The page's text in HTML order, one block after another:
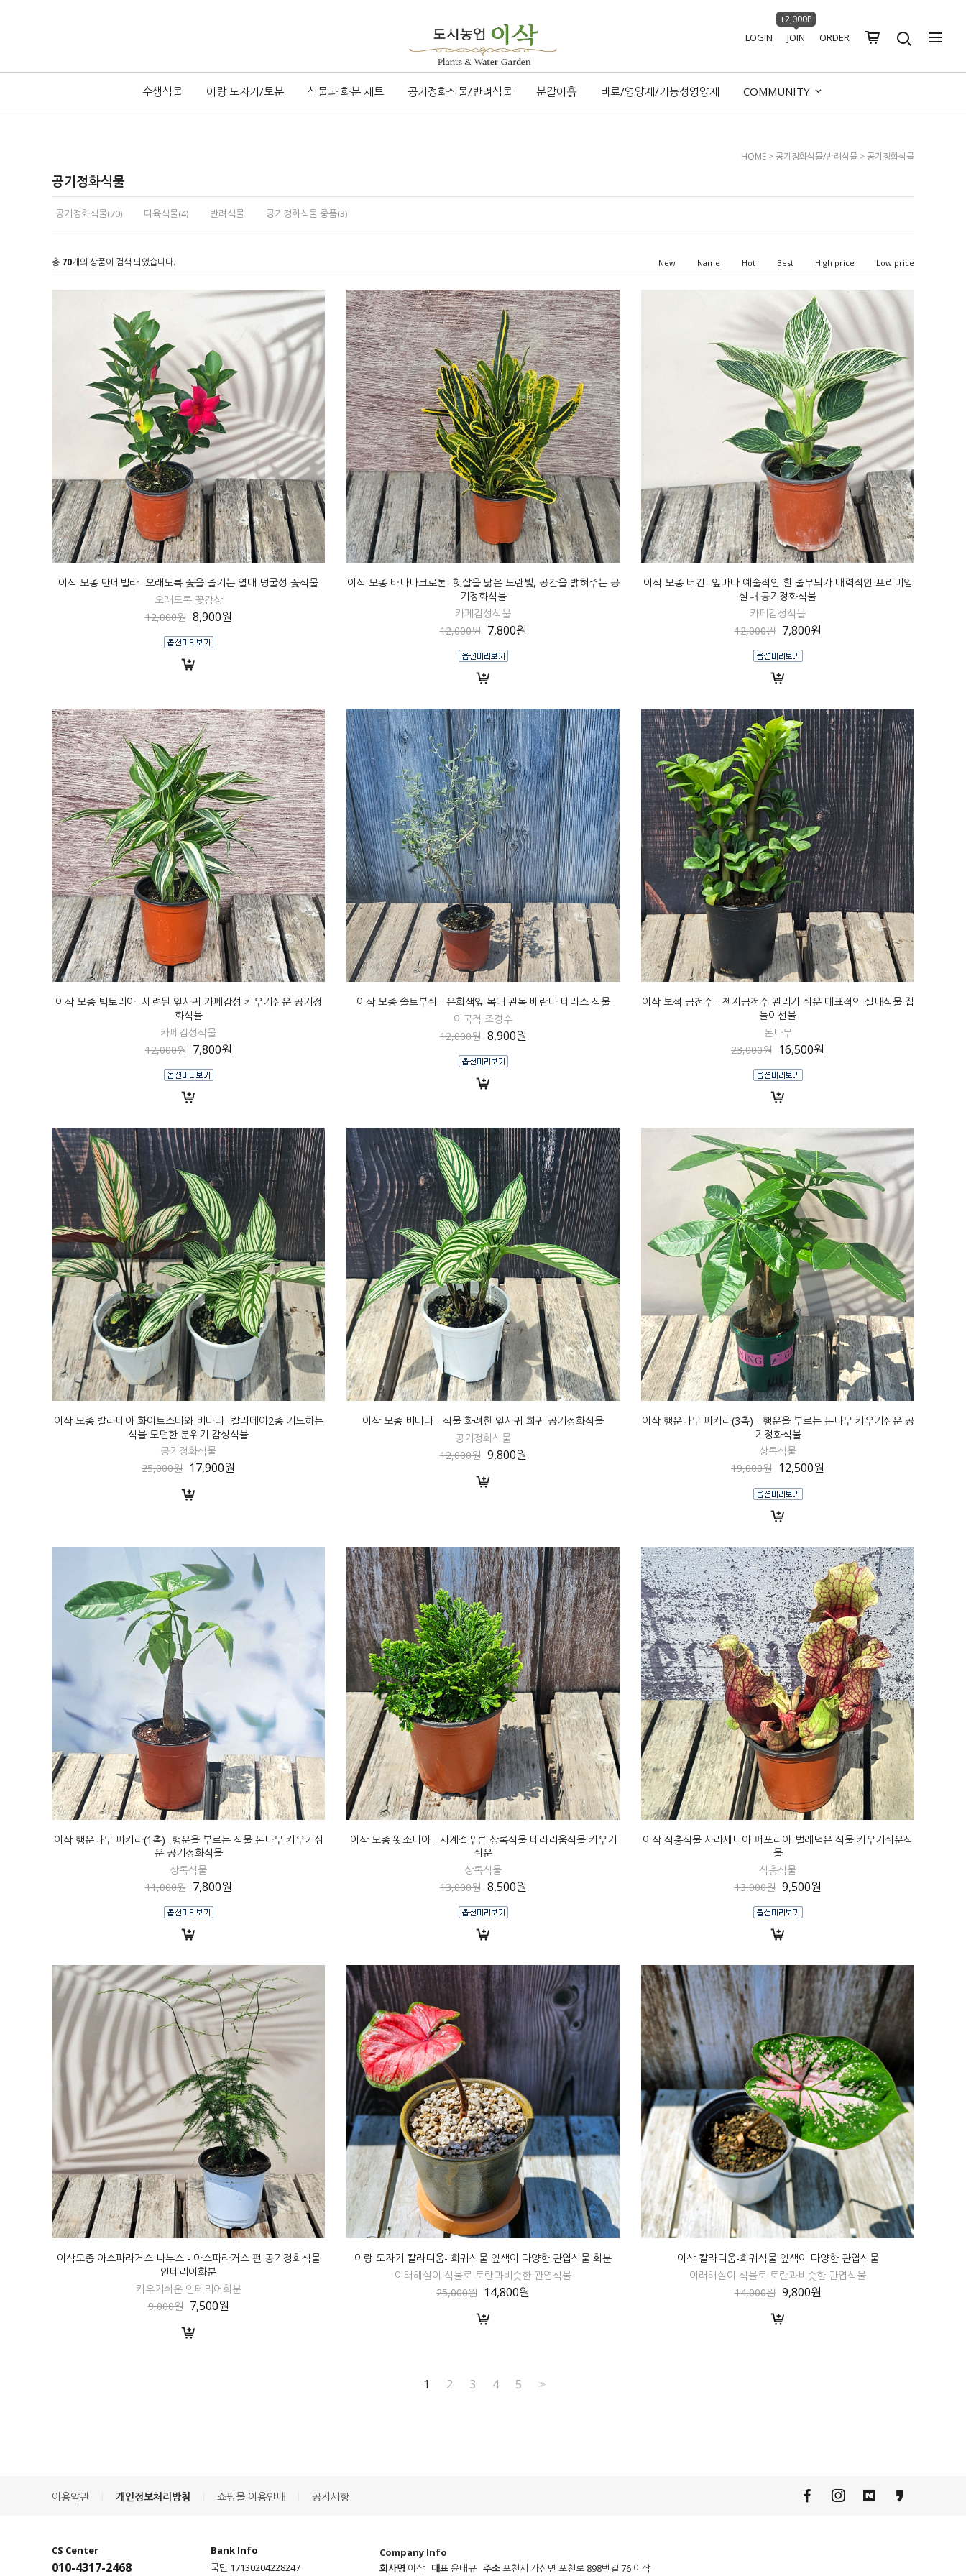
LOGIN JOIN
+2,000P
ORDER
수생식물 이랑 도자기/토분 식물과 화분 세트 공기정화식물/반려식물 분갈이흙 비료/영양제/기능성영양제 COMMUNITY
HOME >공기정화식물/반려식물 >공기정화식물
공기정화식물
공기정화식물(70) 다육식물(4) 반려식물 공기정화식물 중품(3)
총 70개의 상품이 검색 되었습니다. New Name Hot Best High price Low price
이삭 모종 만데빌라 -오래도록 꽃을 즐기는 열대 덩굴성 꽃식물
오래도록 꽃감상
12,000원 8,900원
이삭 모종 바나나크로톤 -햇살을 닮은 노란빛, 공간을 밝혀주는 공
기정화식물
카페감성식물
12,000원 7,800원
이삭 모종 버킨 -잎마다 예술적인 흰 줄무늬가 매력적인 프리미엄
실내 공기정화식물
카페감성식물
12,000원 7,800원
이삭 모종 빅토리아 -세련된 잎사귀 카페감성 키우기쉬운 공기정
화식물
카페감성식물
12,000원 7,800원
이삭 모종 솔트부쉬 - 은회색잎 목대 관목 베란다 테라스 식물
이국적 조경수
12,000원 8,900원
이삭 보석 금전수 - 젠지금전수 관리가 쉬운 대표적인 실내식물 집
들이선물
돈나무
23,000원 16,500원
이삭 모종 칼라데아 화이트스타와 비타타 -칼라데아2종 기도하는
식물 모던한 분위기 감성식물
공기정화식물
25,000원 17,900원
이삭 모종 비타타 - 식물 화려한 잎사귀 희귀 공기정화식물
공기정화식물
12,000원 9,800원
이삭 행운나무 파키라(3촉) - 행운을 부르는 돈나무 키우기쉬운 공
기정화식물
상록식물
19,000원 12,500원
이삭 행운나무 파키라(1촉) -행운을 부르는 식물 돈나무 키우기쉬
운 공기정화식물
상록식물
11,000원 7,800원
이삭 모종 왓소니아 - 사계절푸른 상록식물 테라리움식물 키우기
쉬운
상록식물
13,000원 8,500원
이삭 식충식물 사라세니아 퍼포리아-벌레먹은 식물 키우기쉬운식
물
식충식물
13,000원 9,500원
이삭모종 아스파라거스 나누스 - 아스파라거스 펀 공기정화식물
인테리어화분
키우기쉬운 인테리어화분
9,000원 7,500원
이랑 도자기 칼라디움- 희귀식물 잎색이 다양한 관엽식물 화분
여러해살이 식물로 토란과비슷한 관엽식물
25,000원 14,800원
이삭 칼라디움-희귀식물 잎색이 다양한 관엽식물
여러해살이 식물로 토란과비슷한 관엽식물
14,000원 9,800원
1 2 3 4 5 >>
이용약관 개인정보처리방침 쇼핑몰 이용안내 공지사항
CS Center
010-4317-2468
Bank Info
국민 17130204228247
Company Info
회사명 이삭 대표윤태규 주소포천시 가산면 포천로 898번길 76 이삭